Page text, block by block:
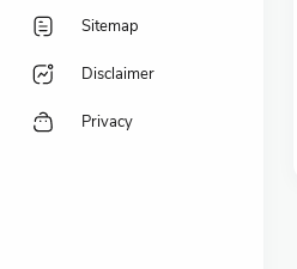
Sitemap
Disclaimer
Privacy